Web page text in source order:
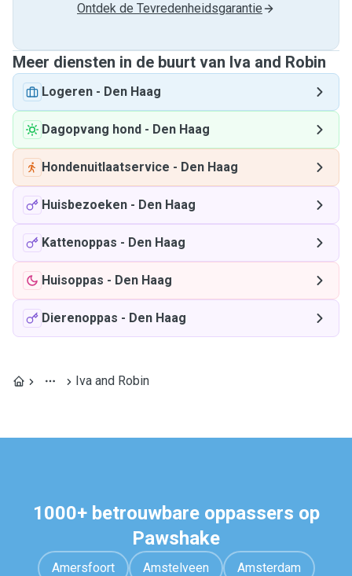
Ontdek de Tevredenheidsgarantie
Meer diensten in de buurt van Iva and Robin
Logeren - Den Haag
Dagopvang hond - Den Haag
Hondenuitlaatservice - Den Haag
Huisbezoeken - Den Haag
Kattenoppas - Den Haag
Huisoppas - Den Haag
Dierenoppas - Den Haag
Iva and Robin
1000+ betrouwbare oppassers op
Pawshake
Amersfoort Amstelveen Amsterdam